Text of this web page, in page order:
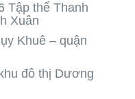
Tập thể Thanh
Xuân
Khuê – quận
đô thị Dương